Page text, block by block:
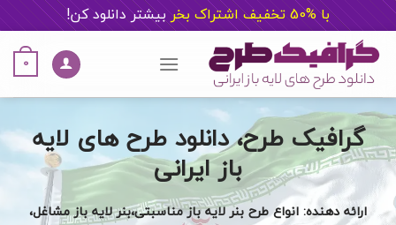
با %50 تخفیف اشتراک بخر بیشتر دانلود کن!
content
0
گرافیک طرح، دانلود طرح های لایه
باز ایرانی
ارائه دهنده: انواع طرح بنر لایه باز مناسبتی،بنر لایه باز مشاغل،